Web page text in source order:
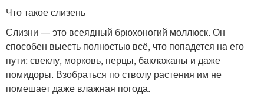
Что такое слизень
Слизни — это всеядный брюхоногий моллюск. Он
способен выесть полностью всё, что попадется на его
пути: свеклу, морковь, перцы, баклажаны и даже
помидоры. Взобраться по стволу растения им не
помешает даже влажная погода.